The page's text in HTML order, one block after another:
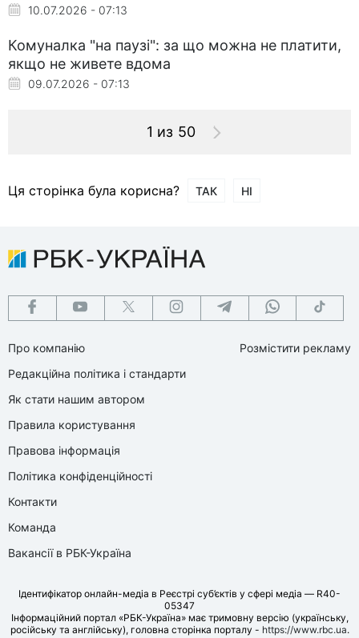
10.07.2026 - 07:13
Комуналка "на паузі": за що можна не платити,
якщо не живете вдома
09.07.2026 - 07:13
1 из 50
Ця сторінка була корисна? ТАК НІ
Про компанію
Редакційна політика і стандарти
Як стати нашим автором
Правила користування
Правова інформація
Політика конфіденційності
Контакти
Команда
Вакансії в РБК-Україна
Розмістити рекламу
Ідентифікатор онлайн-медіа в Реєстрі суб’єктів у сфері медіа — R40-
05347
Інформаційний портал «РБК-Україна» має тримовну версію (українську,
російську та англійську), головна сторінка порталу - https://www.rbc.ua.